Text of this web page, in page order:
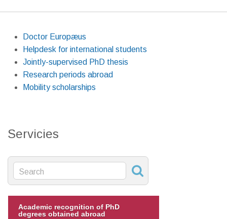
Doctor Europæus
Helpdesk for international students
Jointly-supervised PhD thesis
Research periods abroad
Mobility scholarships
Servicies
Academic recognition of PhD
degrees obtained abroad